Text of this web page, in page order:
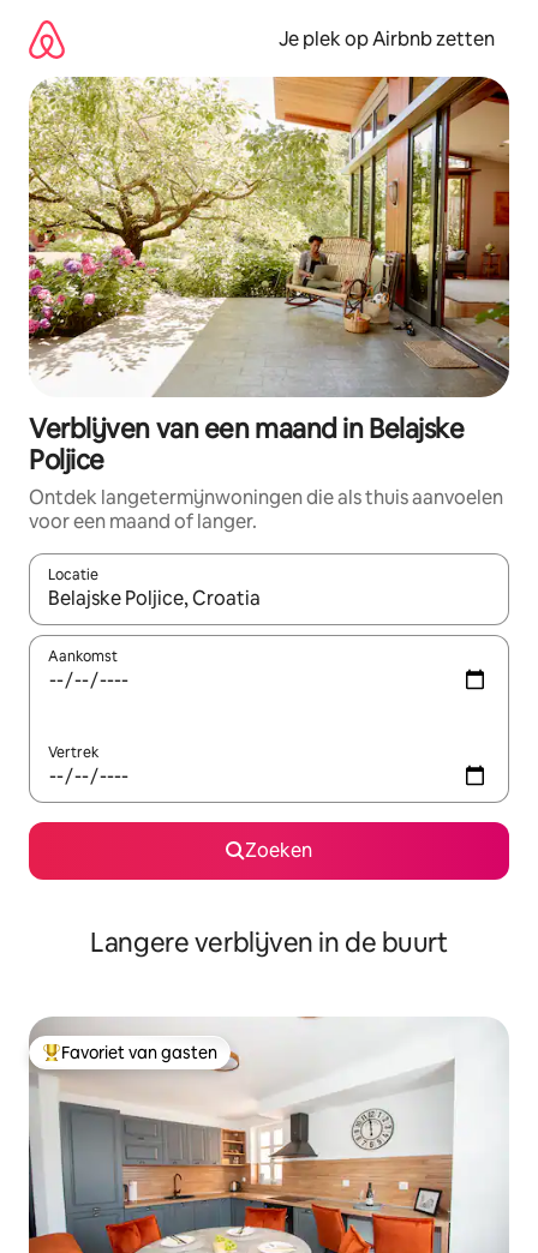
direct
naar
inhoud
Je plek op Airbnb zetten
Verblijven van een maand in Belajske
Poljice
Ontdek langetermijnwoningen die als thuis aanvoelen
voor een maand of langer.
Locatie
Wanneer er resultaten beschikbaar zijn, maak je een keuze
Aankomst
Vertrek
Zoeken
Langere verblijven in de buurt
Topfavoriet van gasten
Favoriet van gasten